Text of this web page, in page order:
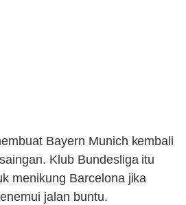
Bayern Munich kembali
Klub Bundesliga itu
menikung Barcelona jika
jalan buntu.